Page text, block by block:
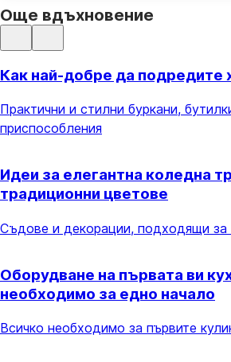
Още вдъхновение
Как най-добре да подредите
Практични и стилни буркани,
приспособления
Идеи за елегантна коледна
традиционни цветове
Съдове и декорации, подходящи за
Оборудване на първата ви
необходимо за едно начало
Всичко необходимо за първите